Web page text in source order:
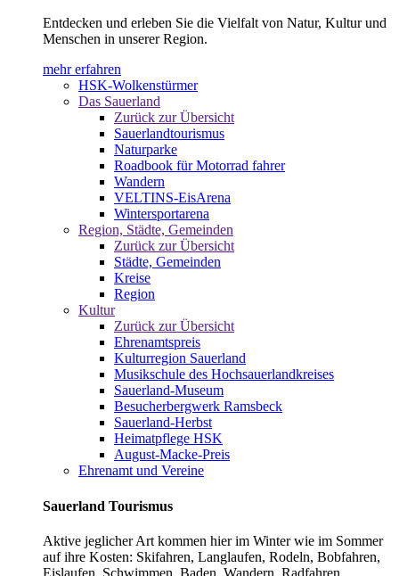
Entdecken und erleben Sie die Vielfalt von Natur, Kultur und
Menschen in unserer Region.
mehr erfahren
HSK-Wolkenstürmer
Das Sauerland
Zurück zur Übersicht
Sauerlandtourismus
Naturparke
Roadbook für Motorrad fahrer
Wandern
VELTINS-EisArena
Wintersportarena
Region, Städte, Gemeinden
Zurück zur Übersicht
Städte, Gemeinden
Kreise
Region
Kultur
Zurück zur Übersicht
Ehrenamtspreis
Kulturregion Sauerland
Musikschule des Hochsauerlandkreises
Sauerland-Museum
Besucherbergwerk Ramsbeck
Sauerland-Herbst
Heimatpflege HSK
August-Macke-Preis
Ehrenamt und Vereine
Sauerland Tourismus
Aktive jeglicher Art kommen hier im Winter wie im Sommer
auf ihre Kosten: Skifahren, Langlaufen, Rodeln, Bobfahren,
Eislaufen, Schwimmen, Baden, Wandern, Radfahren,